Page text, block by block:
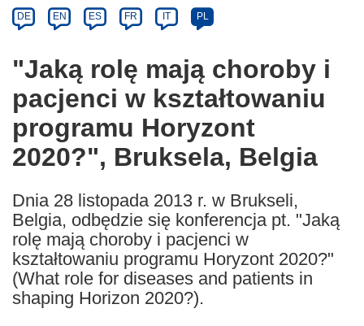
Article
available
the
following
languages:
DE EN ES FR IT PL
"Jaką rolę mają choroby i
pacjenci w kształtowaniu
programu Horyzont
2020?", Bruksela, Belgia
Dnia 28 listopada 2013 r. w Brukseli,
Belgia, odbędzie się konferencja pt. "Jaką
rolę mają choroby i pacjenci w
kształtowaniu programu Horyzont 2020?"
(What role for diseases and patients in
shaping Horizon 2020?).